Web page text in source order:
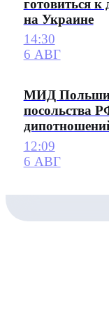
готовиться
на Украине
14:30
6 АВГ
МИД Польши:
посольства
12:09
6 АВГ